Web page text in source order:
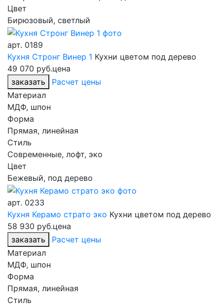
Цвет
Бирюзовый, светлый
арт. 0189
Кухня Стронг Винер 1 Кухни цветом под дерево
49 070 руб.цена
заказать
Расчет цены
Материал
МДФ, шпон
Форма
Прямая, линейная
Стиль
Современные, лофт, эко
Цвет
Бежевый, под дерево
арт. 0233
Кухня Керамо страто эко Кухни цветом под дерево
58 930 руб.цена
заказать
Расчет цены
Материал
МДФ, шпон
Форма
Прямая, линейная
Стиль